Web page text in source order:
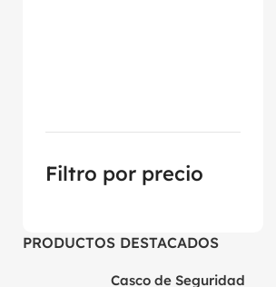
Filtro por precio
PRODUCTOS DESTACADOS
Casco de Seguridad